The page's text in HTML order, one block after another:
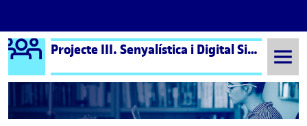
Saltar al contingut
Logo Ágora Projecte III. Senyalística i Digital Signage